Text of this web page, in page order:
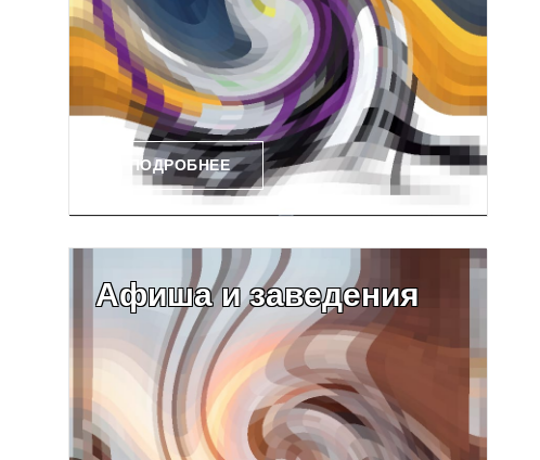
ПОДРОБНЕЕ
Афиша и заведения